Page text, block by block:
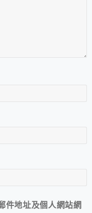
件地址及個人網站網